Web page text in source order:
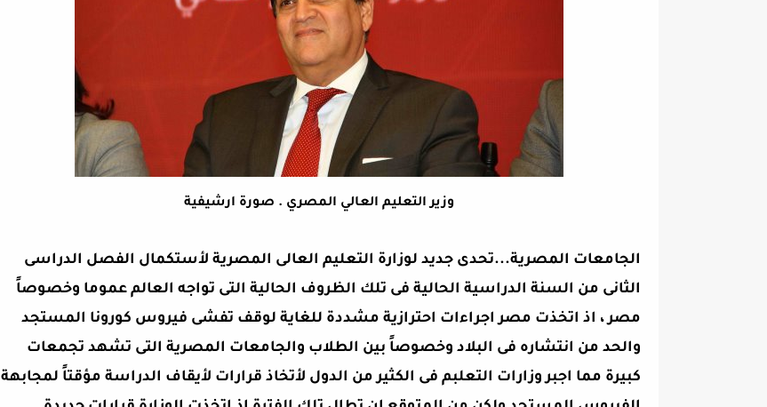
وزير التعليم العالي المصري . صورة ارشيفية
الجامعات المصرية...تحدى جديد لوزارة التعليم العالى المصرية لأستكمال الفصل الدراسى
الثانى من السنة الدراسية الحالية فى تلك الظروف الحالية التى تواجه العالم عموما وخصوصاً
مصر ، اذ اتخذت مصر اجراءات احترازية مشددة للغاية لوقف تفشى فيروس كورونا المستجد
والحد من انتشاره فى البلاد وخصوصاً بين الطلاب والجامعات المصرية التى تشهد تجمعات
كبيرة مما اجبر وزارات التعلبم فى الكثير من الدول لأتخاذ قرارات لأيقاف الدراسة مؤقتاً لمجابهة